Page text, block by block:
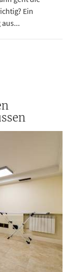
Ein